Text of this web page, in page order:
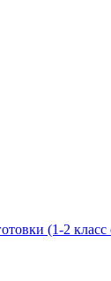
(1-2